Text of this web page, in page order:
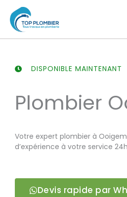
contenu
DISPONIBLE MAINTENANT
Plombier
Votre expert plombier à
d’expérience à votre service
Devis rapide par